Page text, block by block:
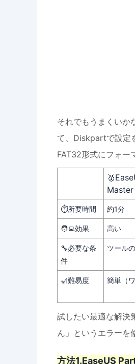
それでもうまくいか
て、Diskpartで設定
FAT32形式にフォー
Master
⏱️所要時間 約1分
🧑‍💻効果 高い
🔧必要な条
件
ツール
🎢難易度 簡単（
試したい最適な解決
ん」というエラーを
方法1.EaseUS